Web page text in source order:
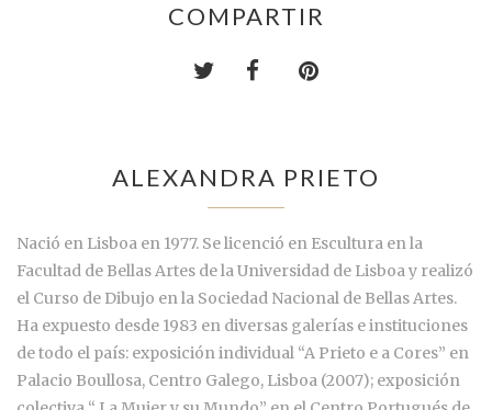
COMPARTIR
ALEXANDRA PRIETO
Nació en Lisboa en 1977. Se licenció en Escultura en la
Facultad de Bellas Artes de la Universidad de Lisboa y realizó
el Curso de Dibujo en la Sociedad Nacional de Bellas Artes.
Ha expuesto desde 1983 en diversas galerías e instituciones
de todo el país: exposición individual “A Prieto e a Cores” en
Palacio Boullosa, Centro Galego, Lisboa (2007); exposición